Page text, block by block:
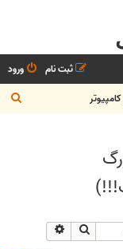
ورود
ثبت نام
س
جستجو